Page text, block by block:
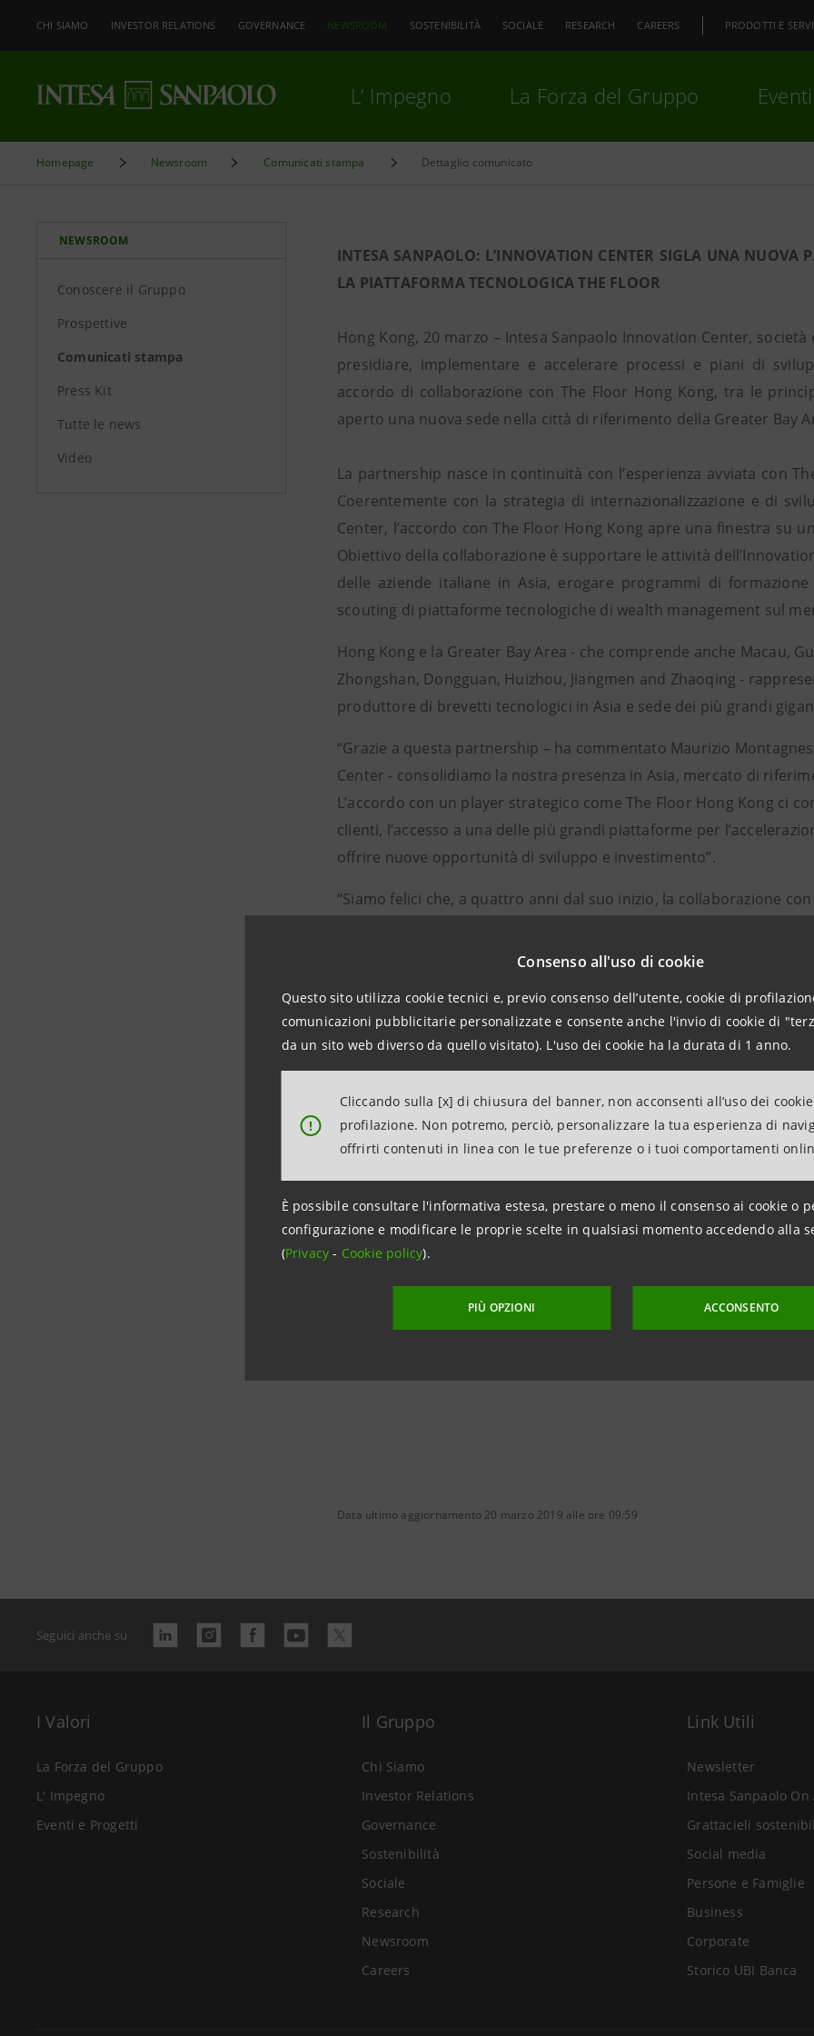
Consenso all'uso di cookie
Questo sito utilizza cookie tecnici e, previo consenso dell’utente, cookie di
comunicazioni pubblicitarie personalizzate e consente anche l'invio di cookie di
da un sito web diverso da quello visitato). L'uso dei cookie ha la durata di 1 anno.
!
Cliccando sulla [x] di chiusura del banner, non acconsenti all’uso dei
profilazione. Non potremo, perciò, personalizzare la tua esperienza di
offrirti contenuti in linea con le tue preferenze o i tuoi comportamenti
È possibile consultare l'informativa estesa, prestare o meno il consenso ai cookie o
configurazione e modificare le proprie scelte in qualsiasi momento accedendo alla
(Privacy- Cookie policy).
PIÙ OPZIONI ACCONSENTO
CHI SIAMO INVESTOR RELATIONS GOVERNANCE NEWSROOM SOSTENIBILITÀ SOCIALE RESEARCH CAREERS PRODOTTI E
L’ Impegno La Forza del Gruppo
Homepage Newsroom Comunicati stampa Dettaglio comunicato
NEWSROOM
Conoscere il Gruppo
Prospettive
Comunicati stampa
Press Kit
Tutte le news
Video
INTESA SANPAOLO: L’INNOVATION CENTER SIGLA UNA NUOVA
LA PIATTAFORMA TECNOLOGICA THE FLOOR
Hong Kong, 20 marzo – Intesa Sanpaolo Innovation Center,
presidiare, implementare e accelerare processi e piani di
accordo di collaborazione con The Floor Hong Kong, tra le
aperto una nuova sede nella città di riferimento della Greater Bay
La partnership nasce in continuità con l’esperienza avviata con
Coerentemente con la strategia di internazionalizzazione e di
Center, l’accordo con The Floor Hong Kong apre una finestra su
Obiettivo della collaborazione è supportare le attività
delle aziende italiane in Asia, erogare programmi di
scouting di piattaforme tecnologiche di wealth management sul
Hong Kong e la Greater Bay Area - che comprende anche Macau,
Zhongshan, Dongguan, Huizhou, Jiangmen and Zhaoqing -
produttore di brevetti tecnologici in Asia e sede dei più grandi
“Grazie a questa partnership – ha commentato Maurizio
Center - consolidiamo la nostra presenza in Asia, mercato di
L’accordo con un player strategico come The Floor Hong Kong ci
clienti, l’accesso a una delle più grandi piattaforme per
offrire nuove opportunità di sviluppo e investimento”.
“Siamo felici che, a quattro anni dal suo inizio, la collaborazione
prosegua con successo – ha commentato Moises Cohen, co-
che il rafforzamento di questa partnership strategica sia la chiave
nuovo modello di banca del futuro e aggiungerà anche grande
crescita in Asia”.
Per informazioni
INTESA SANPAOLO
Rapporti con i Media – Corporate & Investment Banking e Media
stampa@intesasanpaolo.com
Rebecca@thefloorhub.com
Data ultimo aggiornamento 20 marzo 2019 alle ore 09:59
Seguici anche su
I Valori
La Forza del Gruppo
L' Impegno
Eventi e Progetti
Il Gruppo
Chi Siamo
Investor Relations
Governance
Sostenibilità
Sociale
Research
Newsroom
Careers
Link Utili
Newsletter
Intesa Sanpaolo On
Grattacieli
Social media
Persone e Famiglie
Business
Corporate
Storico UBI Banca